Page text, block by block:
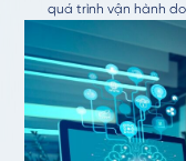
quá trình vận hành